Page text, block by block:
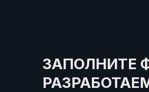
ЗАПОЛНИТЕ